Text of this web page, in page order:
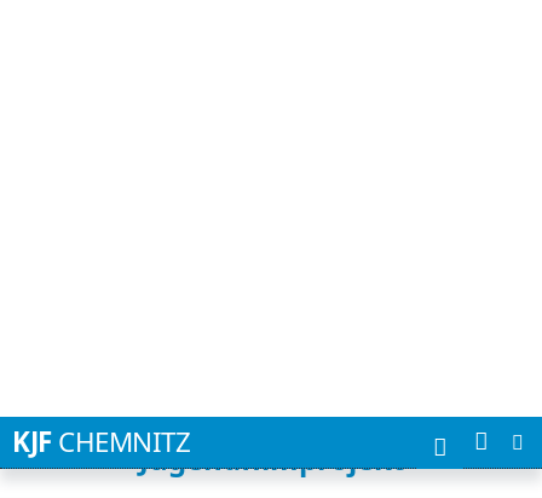
Schullandheim gestalten
Jugendfilmprojekt